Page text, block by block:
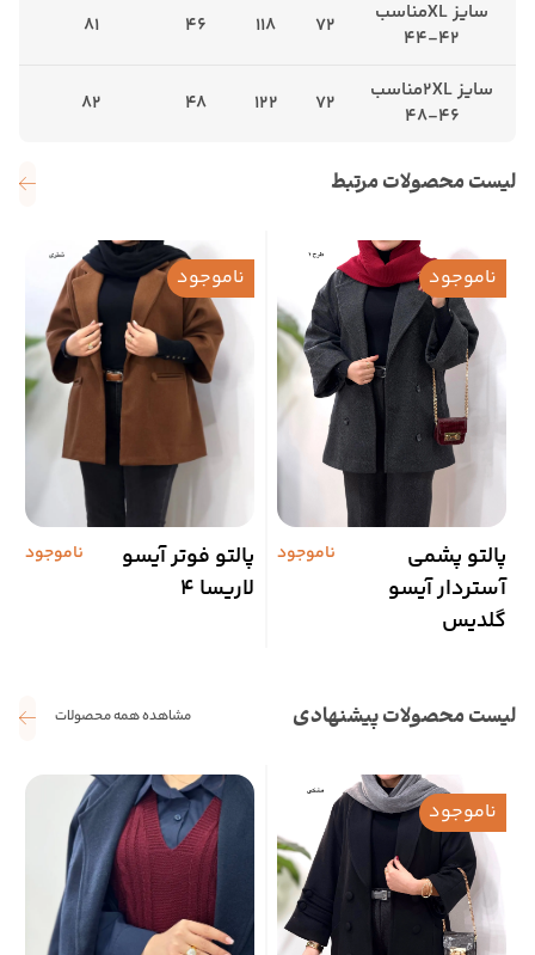
سایز XLمناسب
42-44
72
118
46
81
سایز 2XLمناسب
46-48
72
122
48
82
لیست محصولات مرتبط
ناموجود
پالتو پشمی
آستردار آیسو
گلدیس
ناموجود
ناموجود
پالتو فوتر آیسو
لاریسا 4
ناموجود
لیست محصولات پیشنهادی مشاهده همه محصولات
ناموجود